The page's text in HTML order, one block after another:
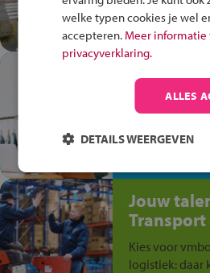
Speel het
en win een
In de
plek!
op de
Jouw
Kies voor
logistiek: daar
welke typen cookies je wel
accepteren. Meer informatie
privacyverklaring.
ALLES
DETAILS WEERGEVEN